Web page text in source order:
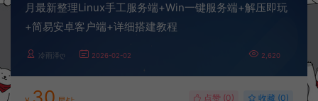
月最新整理Linux手工服务端+Win一键服务端+解压即玩
+简易安卓客户端+详细搭建教程
冷雨泽ღ 2026-02-02 2,620
点赞 (0) 收藏 (0)